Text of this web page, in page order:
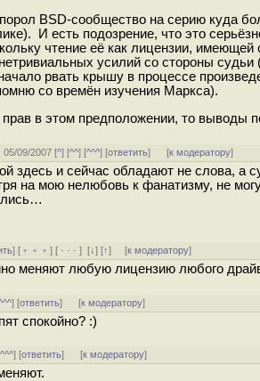
BSD-сообщество на серию куда
И есть подозрение, что это
чтение её как лицензии,
усилий со стороны
рвать крышу в процессе
со времён изучения Маркса).
в этом предположении, то выводы
05/09/2007 [^] [^^] [^^^] [ответить] [к модератору]
здесь и сейчас обладают не слова, а
на мою нелюбовь к фанатизму, не
] [ ﹢﹢﹢] [ · · ·][↓] [↑] [к модератору]
меняют любую лицензию любого
] [ответить] [к модератору]
спокойно? :)
^^^] [ответить] [к модератору]